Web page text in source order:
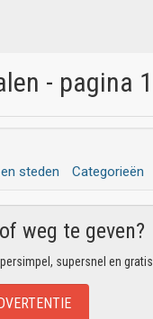
- pagina 1
steden Categorieën
weg te geven?
supersnel en gratis.